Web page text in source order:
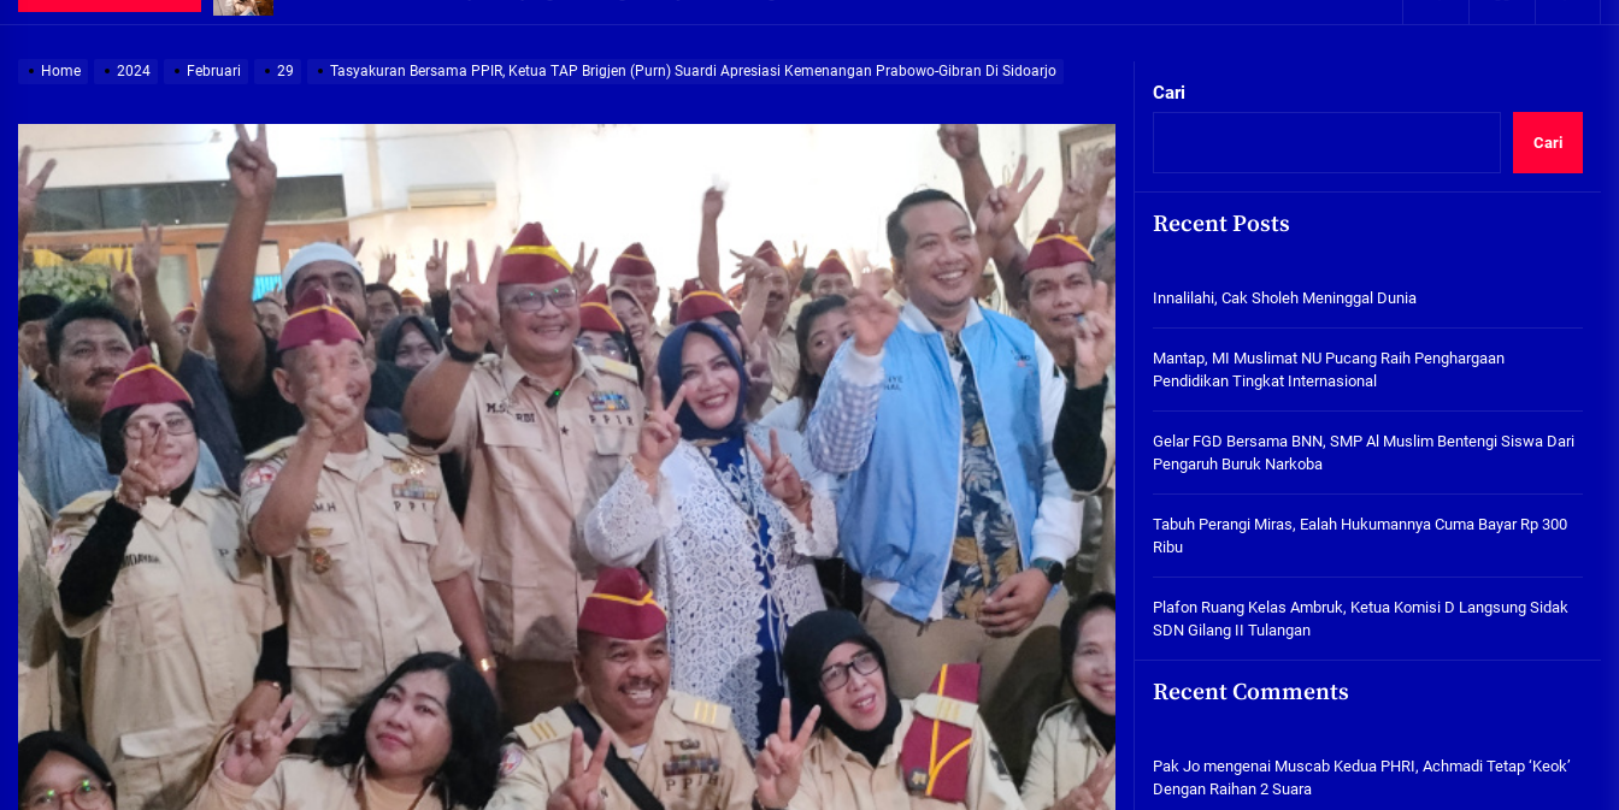
SDN Gilang II Tulangan
Mantap, MI Muslimat NU
Pucang Raih Penghargaan
Pendidikan Tingkat
Internasional
06/08/2026
Gelar FGD Bersama BNN, SMP Al
Muslim Bentengi Siswa Dari
05/08/2026
Hukumannya Cuma Bayar Rp
300 Ribu
Plafon Ruang Kelas Ambruk,
Ketua Komisi D Langsung Sidak
05/08/2026
Peduli Warga Miskin, Bupati Sidoarjo Masif Jalankan Program Rehab RTLH
Pembebasan Lahan Hampir Rampung, Pembangunan Fly over Gedangan Semakin Dekat
Terima aduan warga, Komisi A cari solusi masalah warga Seketi dan Urangagung
Demi Jajaran Direksi Delta Tirta Yang Profesional Dan Kapabel, Komisi B Dua Kali Panggil Pansel Dan Minta Ada Pakta Integritas
Home 2024 Februari 29 Tasyakuran Bersama PPIR, Ketua TAP Brigjen (Purn) Suardi Apresiasi Kemenangan Prabowo-Gibran Di Sidoarjo
Cari
Cari
Recent Posts
Innalilahi, Cak Sholeh Meninggal Dunia
Mantap, MI Muslimat NU Pucang Raih Penghargaan
Pendidikan Tingkat Internasional
Gelar FGD Bersama BNN, SMP Al Muslim Bentengi Siswa Dari
Pengaruh Buruk Narkoba
Tabuh Perangi Miras, Ealah Hukumannya Cuma Bayar Rp 300
Ribu
Plafon Ruang Kelas Ambruk, Ketua Komisi D Langsung Sidak
SDN Gilang II Tulangan
Recent Comments
Pak Jomengenai Muscab Kedua PHRI, Achmadi Tetap ‘Keok’
Dengan Raihan 2 Suara